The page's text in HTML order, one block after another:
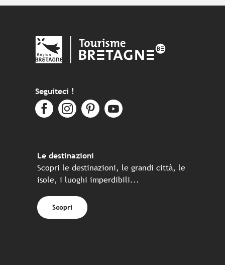
Seguiteci !
Le destinazioni
Scopri le destinazioni, le grandi città, le
isole, i luoghi imperdibili...
Scopri